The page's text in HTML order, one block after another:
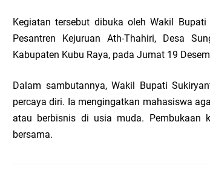
Bahasan Ajak IPNU dan
Rezeki Ummat Rayakan Milad
Syarief Abdullah Usulkan
Diskusi Kebangsaan Bersama
Kegiatan tersebut dibuka oleh Wakil
Pesantren Kejuruan Ath-Thahiri, Desa
Kabupaten Kubu Raya, pada Jumat 19
Dalam sambutannya, Wakil Bupati
percaya diri. Ia mengingatkan mahasiswa
atau berbisnis di usia muda. Pembukaan
bersama.